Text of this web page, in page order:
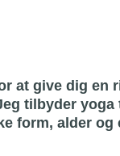
at give dig en
tilbyder yoga
form, alder og